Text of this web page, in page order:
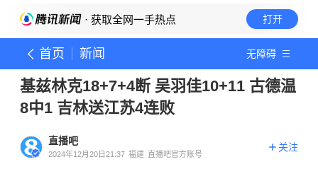
· 获取全网一手热点 打开
首页 新闻 无障碍
基兹林克18+7+4断 吴羽佳10+11 古德温
8中1 吉林送江苏4连败
直播吧
2024年12月20日21:37 福建 直播吧官方账号
关注